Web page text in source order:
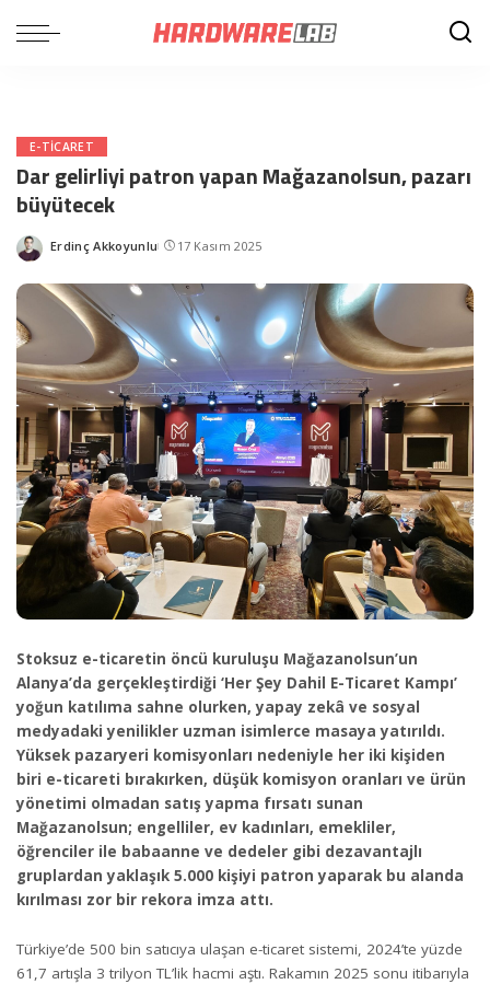
E-TICARET
Dar gelirliyi patron yapan Mağazanolsun, pazarı
büyütecek
Posted
Erdinç Akkoyunlu 17 Kasım 2025
Stoksuz e-ticaretin öncü kuruluşu Mağazanolsun’un
Alanya’da gerçekleştirdiği ‘Her Şey Dahil E-Ticaret Kampı’
yoğun katılıma sahne olurken, yapay zekâ ve sosyal
medyadaki yenilikler uzman isimlerce masaya yatırıldı.
Yüksek pazaryeri komisyonları nedeniyle her iki kişiden
biri e-ticareti bırakırken, düşük komisyon oranları ve ürün
yönetimi olmadan satış yapma fırsatı sunan
Mağazanolsun; engelliler, ev kadınları, emekliler,
öğrenciler ile babaanne ve dedeler gibi dezavantajlı
gruplardan yaklaşık 5.000 kişiyi patron yaparak bu alanda
kırılması zor bir rekora imza attı.
Türkiye’de 500 bin satıcıya ulaşan e-ticaret sistemi, 2024’te yüzde
61,7 artışla 3 trilyon TL’lik hacmi aştı. Rakamın 2025 sonu itibarıyla